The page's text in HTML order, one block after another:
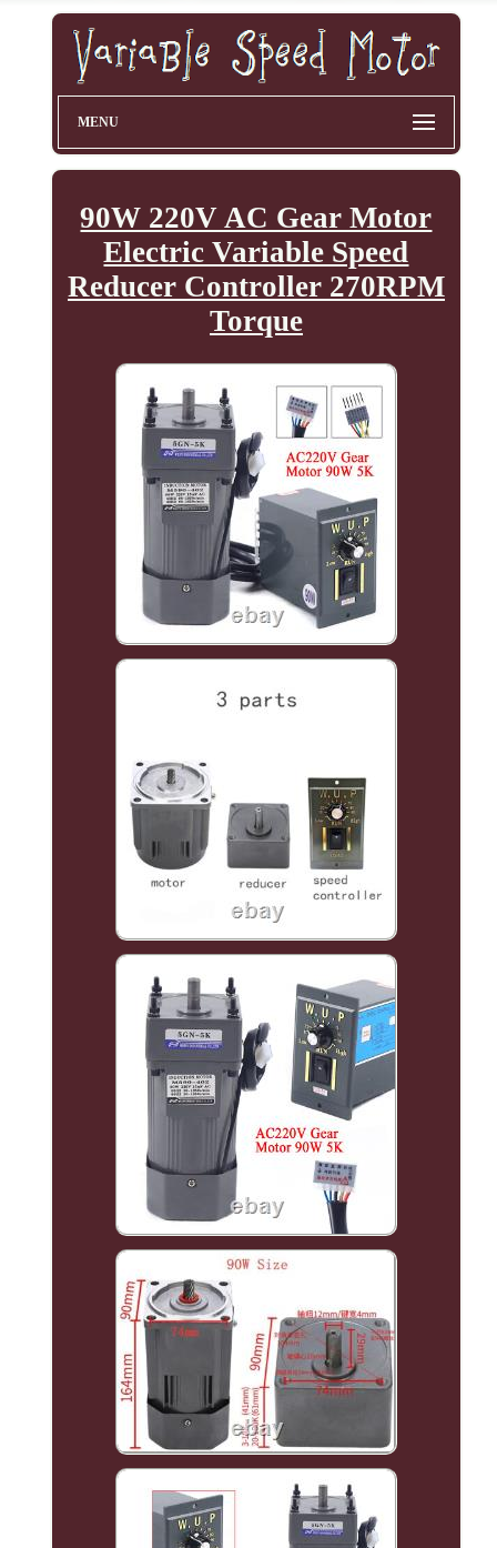
MENU
90W 220V AC Gear Motor
Electric Variable Speed
Reducer Controller 270RPM
Torque